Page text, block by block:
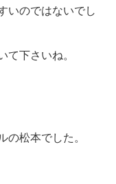
いのではないでし
下さいね。
松本でした。